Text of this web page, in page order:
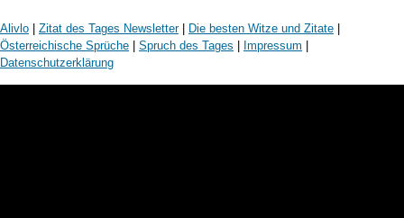
Alivlo Zitat des Tages Newsletter| Die besten Witze und Zitate
Österreichische Sprüche
Spruch des Tages Impressum
Datenschutzerklärung